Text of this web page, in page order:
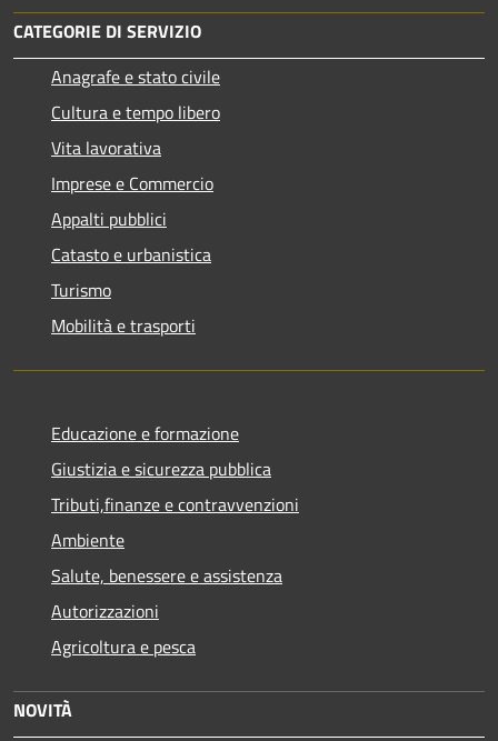
CATEGORIE DI SERVIZIO
Anagrafe e stato civile
Cultura e tempo libero
Vita lavorativa
Imprese e Commercio
Appalti pubblici
Catasto e urbanistica
Turismo
Mobilità e trasporti
Educazione e formazione
Giustizia e sicurezza pubblica
Tributi,finanze e contravvenzioni
Ambiente
Salute, benessere e assistenza
Autorizzazioni
Agricoltura e pesca
NOVITÀ